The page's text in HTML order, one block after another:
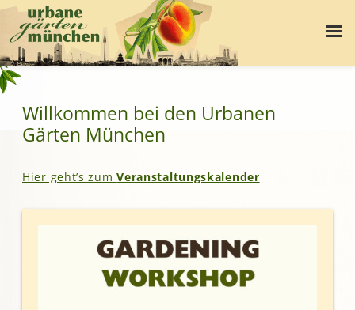
Willkommen bei den Urbanen
Gärten München
Hier geht’s zumVeranstaltungskalender